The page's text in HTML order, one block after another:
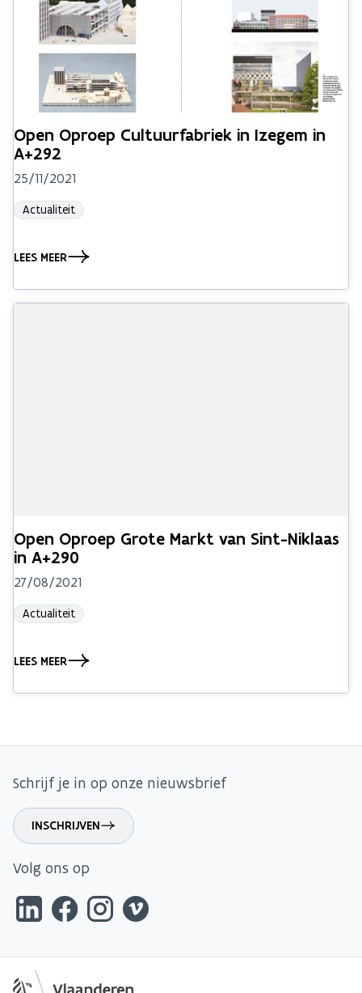
Open Oproep Cultuurfabriek in Izegem in
A+292
25/11/2021
Actualiteit
LEES MEER
Open Oproep Grote Markt van Sint-Niklaas
in A+290
27/08/2021
Actualiteit
LEES MEER
Schrijf je in op onze nieuwsbrief
INSCHRIJVEN
Volg ons op